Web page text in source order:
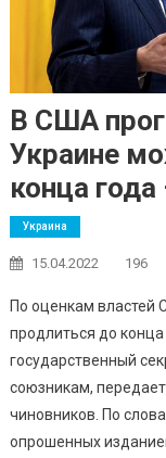
В США
Украине
конца года
Украина
15.04.2022 196
По оценкам властей
продлиться до
государственный
союзникам, передает
чиновников. По
опрошенных